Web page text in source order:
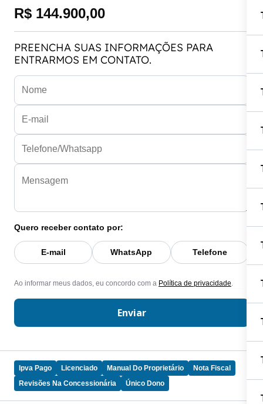
Ipva Pago Licenciado Manual Do Proprietário
Nota Fiscal
Revisões Na Concessionária
Único Dono
R$ 144.900,00
PREENCHA SUAS INFORMAÇÕES PARA
ENTRARMOS EM CONTATO.
Quero receber contato por:
E-mail WhatsApp Telefone
Ao informar meus dados, eu concordo com a Política de privacidade
Enviar